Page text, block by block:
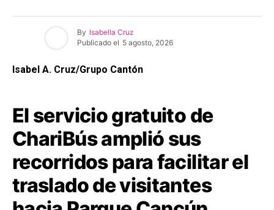
By Isabella Cruz
Publicado el 5 agosto, 2026
Isabel A. Cruz/Grupo Cantón
El servicio gratuito de
ChariBús amplió sus
recorridos para facilitar el
traslado de visitantes